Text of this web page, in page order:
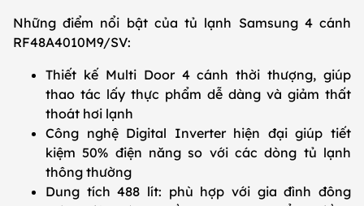
Những điểm nổi bật của tủ lạnh Samsung 4 cánh
RF48A4010M9/SV:
Thiết kế Multi Door 4 cánh thời thượng, giúp
thao tác lấy thực phẩm dễ dàng và giảm thất
thoát hơi lạnh
Công nghệ Digital Inverter hiện đại giúp tiết
kiệm 50% điện năng so với các dòng tủ lạnh
thông thường
Dung tích 488 lít: phù hợp với gia đình đông